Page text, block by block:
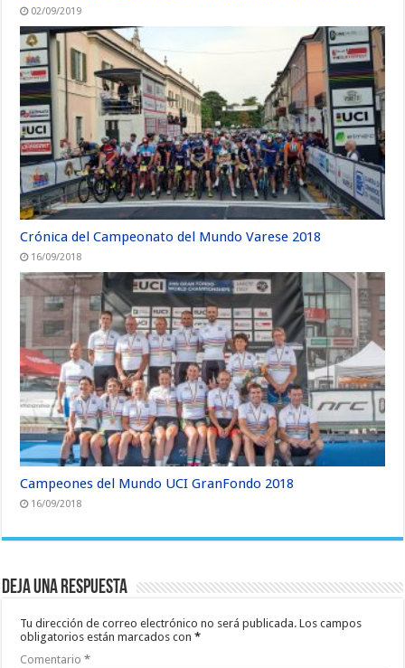
02/09/2019
Crónica del Campeonato del Mundo Varese 2018
16/09/2018
Campeones del Mundo UCI GranFondo 2018
16/09/2018
Deja una respuesta
Tu dirección de correo electrónico no será publicada. Los campos
obligatorios están marcados con*
Comentario*